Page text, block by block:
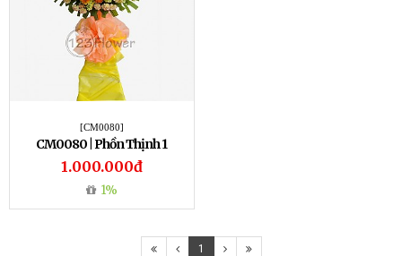
[CM0080]
CM0080 | Phồn Thịnh 1
1.000.000đ
1%
1